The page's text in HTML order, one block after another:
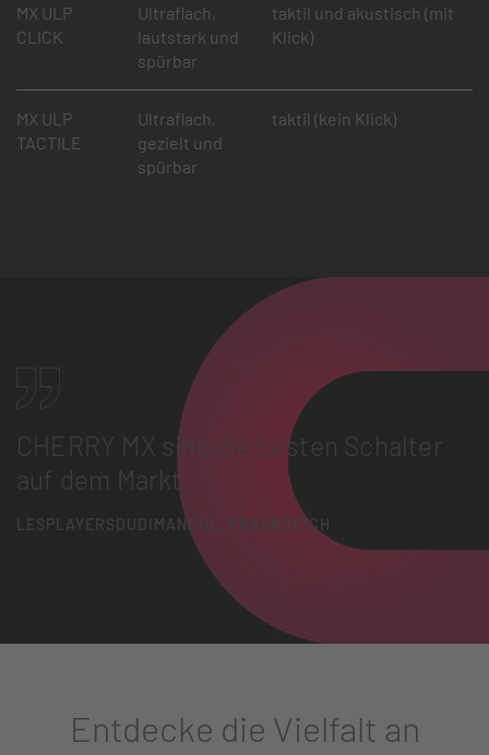
MX ULP
CLICK
Ultraflach,
lautstark und
spürbar
taktil und akustisch (mit
Klick)
MX ULP
TACTILE
Ultraflach,
gezielt und
spürbar
taktil (kein Klick)
CHERRY MX sind die besten Schalter
auf dem Markt.
LESPLAYERSDUDIMANCHE, FRANKREICH
Entdecke die Vielfalt an